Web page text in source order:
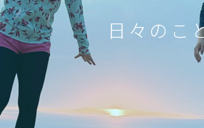
日々のこ